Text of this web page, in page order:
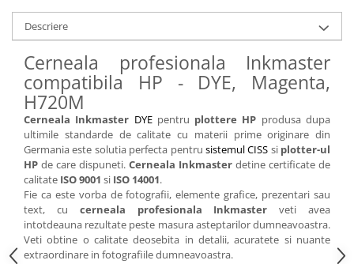
Descriere
Cerneala profesionala Inkmaster
compatibila HP - DYE, Magenta,
H720M
Cerneala Inkmaster DYEpentru plottere HP produsa dupa
ultimile standarde de calitate cu materii prime originare din
Germania este solutia perfecta pentru sistemul CISS si plotter-ul
HP de care dispuneti. Cerneala Inkmaster detine certificate de
calitate ISO 9001 si ISO 14001.
Fie ca este vorba de fotografii, elemente grafice, prezentari sau
text, cu cerneala profesionala Inkmaster veti avea
intotdeauna rezultate peste masura asteptarilor dumneavoastra.
Veti obtine o calitate deosebita in detalii, acuratete si nuante
extraordinare in fotografiile dumneavoastra.